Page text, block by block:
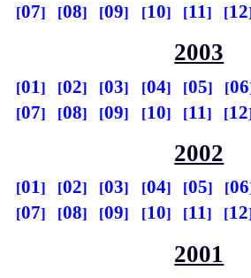
07
08 09 10 11 12
2003
01 02 03 04 05
06
07
08 09 10 11 12
2002
01 02 03 04 05
06
07
08 09 10 11 12
2001